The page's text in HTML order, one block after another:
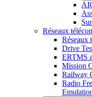
Réseaux
Réseaux
Drive
ERTMS
Mission
Railway
Radio